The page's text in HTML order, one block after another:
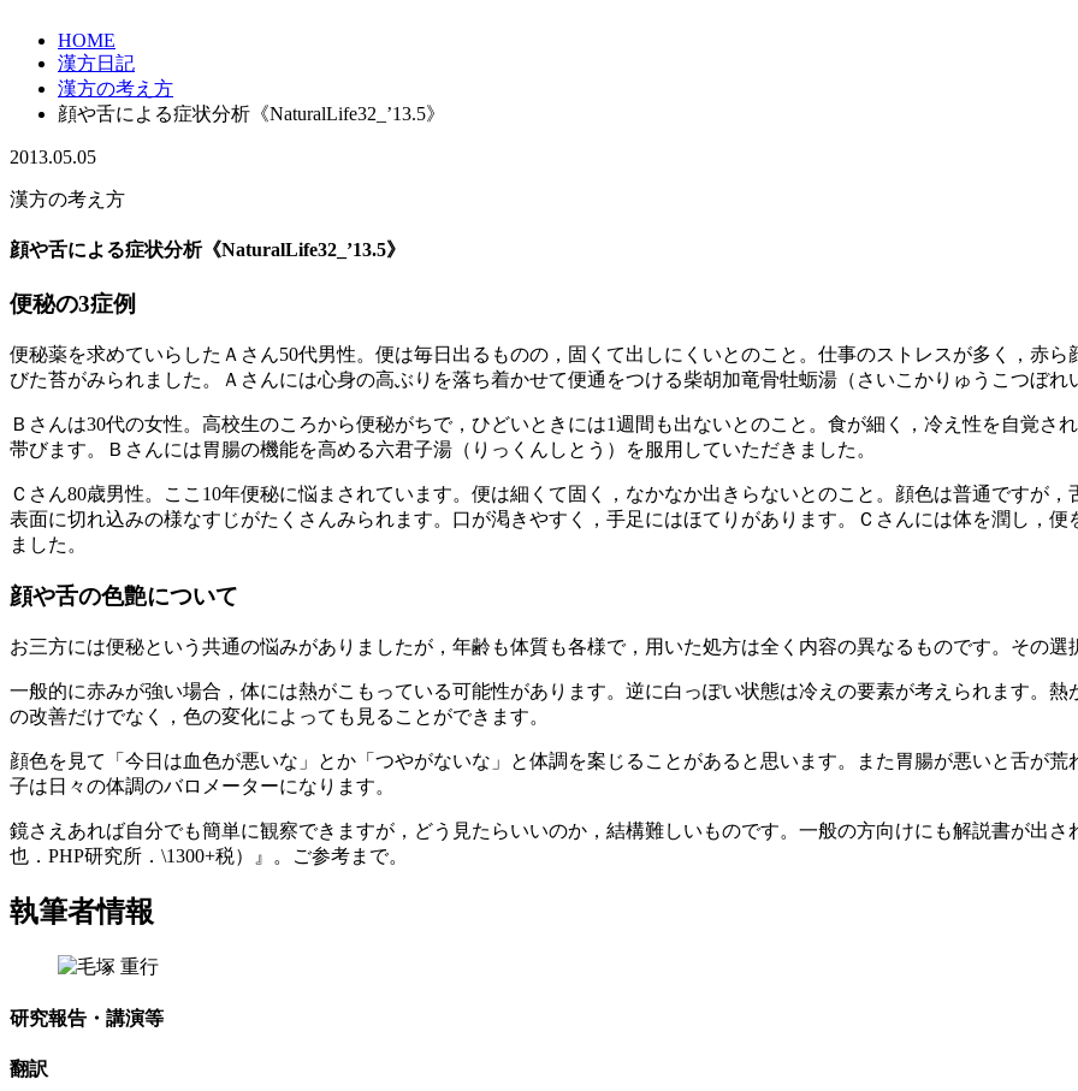
HOME
漢方日記
漢方の考え方
顔や舌による症状分析《NaturalLife32_’13.5》
2013.05.05
漢方の考え方
顔や舌による症状分析《NaturalLife32_’13.5》
便秘の3症例
便秘薬を求めていらしたＡさん50代男性。便は毎日出るものの，固くて出しにくいとのこと。仕事のストレスが多く，赤
びた苔がみられました。Ａさんには心身の高ぶりを落ち着かせて便通をつける柴胡加竜骨牡蛎湯（さいこかりゅうこつぼ
Ｂさんは30代の女性。高校生のころから便秘がちで，ひどいときには1週間も出ないとのこと。食が細く，冷え性を自覚さ
帯びます。Ｂさんには胃腸の機能を高める六君子湯（りっくんしとう）を服用していただきました。
Ｃさん80歳男性。ここ10年便秘に悩まされています。便は細くて固く，なかなか出きらないとのこと。顔色は普通ですが
表面に切れ込みの様なすじがたくさんみられます。口が渇きやすく，手足にはほてりがあります。Ｃさんには体を潤し，
ました。
顔や舌の色艶について
お三方には便秘という共通の悩みがありましたが，年齢も体質も各様で，用いた処方は全く内容の異なるものです。その
一般的に赤みが強い場合，体には熱がこもっている可能性があります。逆に白っぽい状態は冷えの要素が考えられます。
の改善だけでなく，色の変化によっても見ることができます。
顔色を見て「今日は血色が悪いな」とか「つやがないな」と体調を案じることがあると思います。また胃腸が悪いと舌が
子は日々の体調のバロメーターになります。
鏡さえあれば自分でも簡単に観察できますが，どう見たらいいのか，結構難しいものです。一般の方向けにも解説書が出
也．PHP研究所．\1300+税）』。ご参考まで。
執筆者情報
研究報告・講演等
翻訳